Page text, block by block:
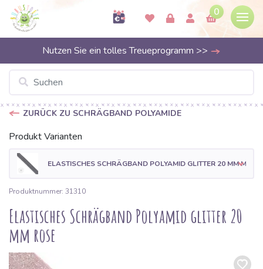
0
Nutzen Sie ein tolles Treueprogramm >>
ZURÜCK ZU SCHRÄGBAND POLYAMIDE
Produkt Varianten
ELASTISCHES SCHRÄGBAND POLYAMID GLITTER 20 MM
Produktnummer: 31310
Elastisches Schrägband Polyamid glitter 20
mm rose